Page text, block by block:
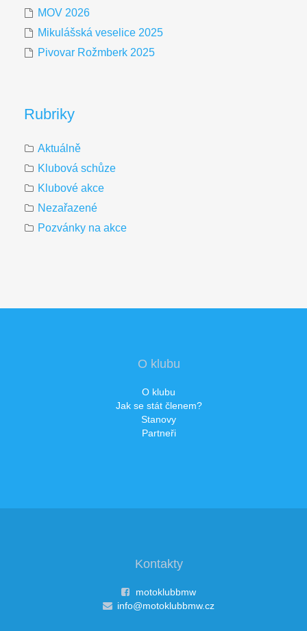
MOV 2026
Mikulášská veselice 2025
Pivovar Rožmberk 2025
Rubriky
Aktuálně
Klubová schůze
Klubové akce
Nezařazené
Pozvánky na akce
O klubu
O klubu
Jak se stát členem?
Stanovy
Partneři
Kontakty
motoklubbmw
info@motoklubbmw.cz